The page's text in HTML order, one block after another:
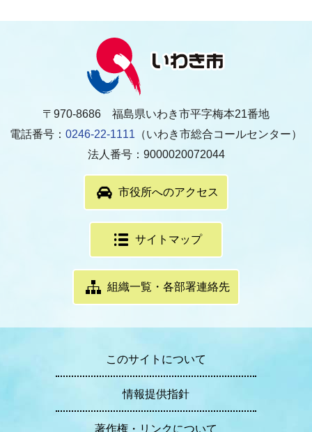
〒970-8686 福島県いわき市平字梅本21番地
電話番号： 0246-22-1111 （いわき市総合コールセンター）
法人番号：9000020072044
市役所へのアクセス
サイトマップ
組織一覧・各部署連絡先
このサイトについて
情報提供指針
著作権・リンクについて